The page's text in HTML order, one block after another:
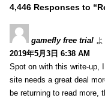
4,446 Responses to
gamefly free trial
2019年5月3日 6:38 AM
Spot on with this write-up,
site needs a great deal
be returning to read more,